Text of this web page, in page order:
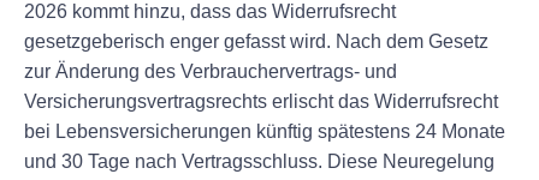
2026 kommt hinzu, dass das Widerrufsrecht
gesetzgeberisch enger gefasst wird. Nach dem Gesetz
zur Änderung des Verbrauchervertrags- und
Versicherungsvertragsrechts erlischt das Widerrufsrecht
bei Lebensversicherungen künftig spätestens 24 Monate
und 30 Tage nach Vertragsschluss. Diese Neuregelung